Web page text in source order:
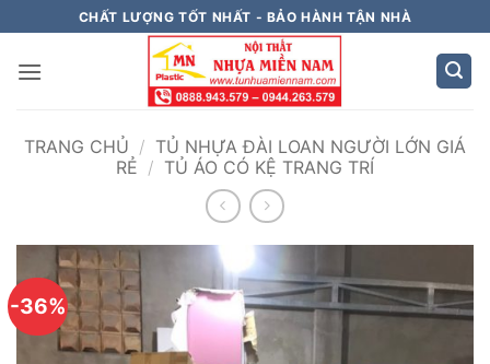
qua
nội
CHẤT LƯỢNG TỐT NHẤT - BẢO HÀNH TẬN NHÀ
TRANG CHỦ / TỦ NHỰA ĐÀI LOAN NGƯỜI LỚN GIÁ
RẺ / TỦ ÁO CÓ KỆ TRANG TRÍ
-36%